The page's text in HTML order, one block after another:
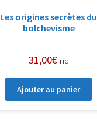
Les origines secrètes du
bolchevisme
31,00€ TTC
Ajouter au panier